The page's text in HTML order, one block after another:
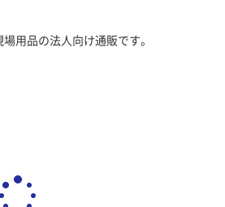
用品の法人向け通販です。